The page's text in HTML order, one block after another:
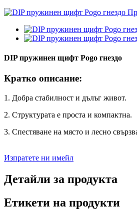
DIP пружинен щифт Pogo гнездо
Кратко описание:
1. Добра стабилност и дълъг живот.
2. Структурата е проста и компактна.
3. Спестяване на място и лесно
Изпратете ни имейл
Детайли за продукта
Етикети на продукти